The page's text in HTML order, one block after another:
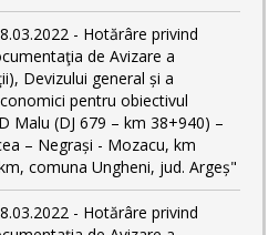
- Hotărâre privind
de Avizare a
Devizului general și a
pentru obiectivul
Malu (DJ 679 – km 38+940) –
– Negrași - Mozacu, km
comuna Ungheni, jud. Argeș"
- Hotărâre privind